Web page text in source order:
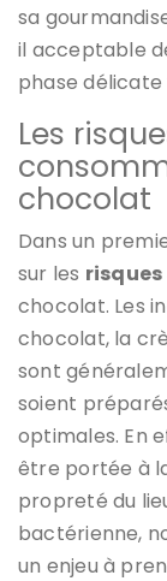
sa
il acceptable
phase délicate
Les
chocolat
Dans un
sur les
chocolat. Les
chocolat, la
sont
soient
optimales. En
être portée à
propreté du
bactérienne,
un enjeu à